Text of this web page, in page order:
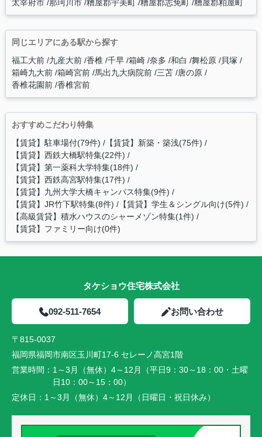
太宰府市 那珂川市 糟屋郡宇美町 糟屋郡志免町 糟屋郡粕屋町
同じエリアにある駅から探す
福工大前 九産大前 香椎 千早 箱崎 奈多 和白 舞松原 貝塚
箱崎九大前 箱崎宮前 馬出九大病院前 三苫 唐の原
香椎花園前 香椎宮前
おすすめこだわり特集
【賃貸】駐車場付(79件) 【賃貸】新築・築浅(75件)
【賃貸】西鉄大橋駅特集(22件)
【賃貸】第一薬科大学特集(18件)
【賃貸】西鉄高宮駅特集(17件)
【賃貸】九州大学大橋キャンパス特集(9件)
【賃貸】JR竹下駅特集(8件) 【賃貸】学生＆シングル向け(5件)
【高級賃貸】積水ハウスのシャーメゾン特集(1件)
【賃貸】ファミリー向け(0件)
タケショウ住宅株式会社
092-511-7654 お問い合わせ
〒815-0037
福岡県福岡市南区玉川町17-6 セレーノ高宮1階
営業時間： 1～3月（無休）4～12月（平日9：30～18：00・土曜
日10：00～15：00）
定休日： 1～3月（無休）4～12月（日曜日・祝日休み）